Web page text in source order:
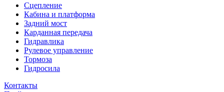
Сцепление
Кабина и платформа
Задний мост
Карданная передача
Гидравлика
Рулевое управление
Тормоза
Гидросила
Контакты